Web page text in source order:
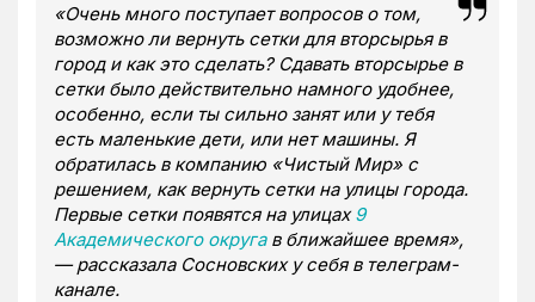
«Очень много поступает вопросов о том,
возможно ли вернуть сетки для вторсырья в
город и как это сделать? Сдавать вторсырье в
сетки было действительно намного удобнее,
особенно, если ты сильно занят или у тебя
есть маленькие дети, или нет машины. Я
обратилась в компанию «Чистый Мир» с
решением, как вернуть сетки на улицы города.
Первые сетки появятся на улицах9
Академического округав ближайшее время»,
— рассказала Сосновских у себя в телеграм-
канале.